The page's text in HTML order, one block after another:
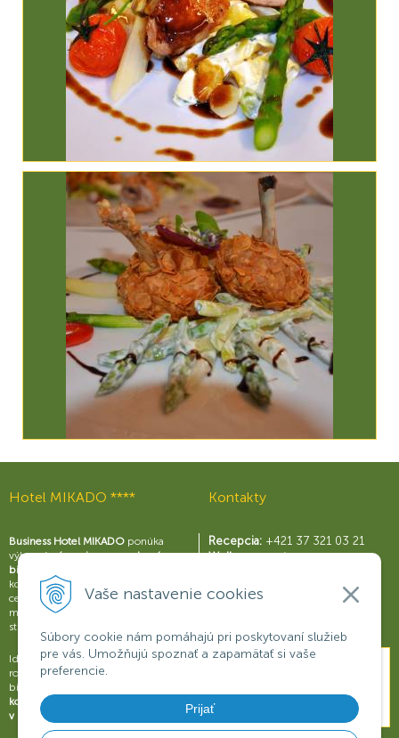
Vaše nastavenie cookies
Súbory cookie nám pomáhajú pri poskytovaní služieb
pre vás. Umožňujú spoznať a zapamätať si vaše
preferencie.
Prijať
Hotel MIKADO ****
Business Hotel MIKADO ponúka
výbornézázemie pre moderný
biznis
konferenčnými sálami a business
centrom, širokou škálou služieb a
možnosťami na relax a príjemné
strávenie voľného času.
Ideálne miesto na obchodné
rokovania, konferencie, semináre či
biznisové prezentácie.
komfort a oddych pre váš úspech
v biznise
Kontakty
Recepcia: +421 37 321 03 21
Wellness centrum:
Reštaurácia Rouge: